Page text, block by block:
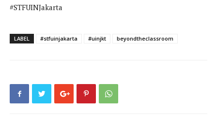
#STFUINJakarta
LABEL #stfuinjakarta #uinjkt beyondtheclassroom